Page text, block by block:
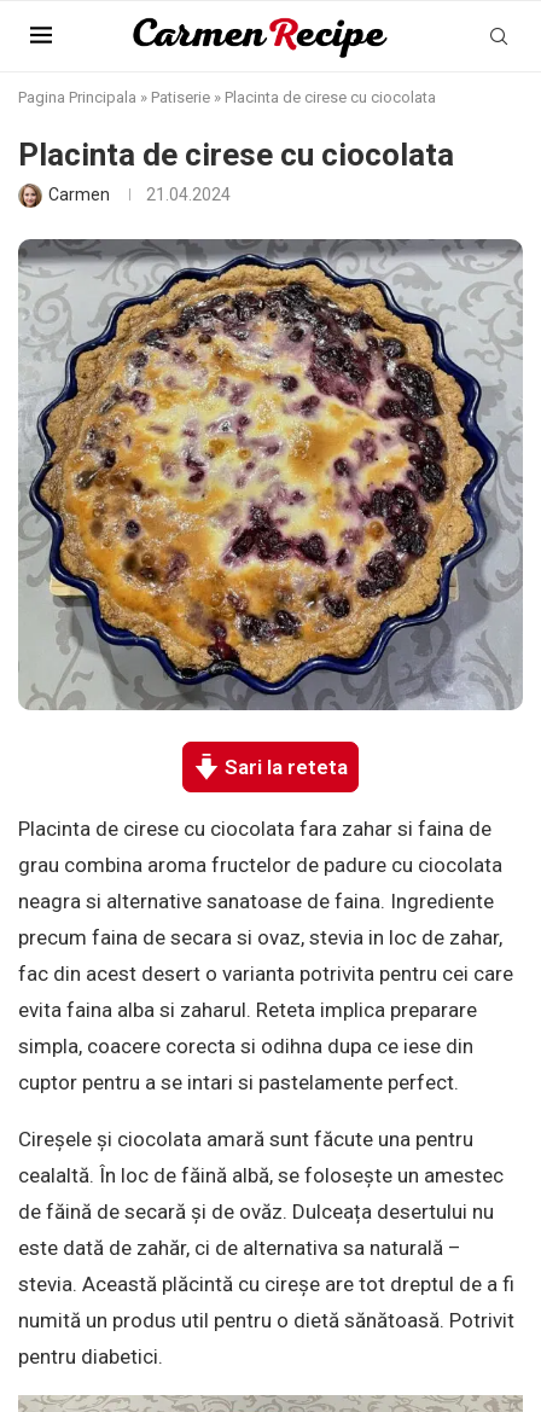
Pagina Principala » Patiserie » Placinta de cirese cu ciocolata
Placinta de cirese cu ciocolata
Carmen 21.04.2024
Sari la reteta
Placinta de cirese cu ciocolata fara zahar si faina de
grau combina aroma fructelor de padure cu ciocolata
neagra si alternative sanatoase de faina. Ingrediente
precum faina de secara si ovaz, stevia in loc de zahar,
fac din acest desert o varianta potrivita pentru cei care
evita faina alba si zaharul. Reteta implica preparare
simpla, coacere corecta si odihna dupa ce iese din
cuptor pentru a se intari si pastelamente perfect.
Cireșele și ciocolata amară sunt făcute una pentru
cealaltă. În loc de făină albă, se folosește un amestec
de făină de secară și de ovăz. Dulceața desertului nu
este dată de zahăr, ci de alternativa sa naturală –
stevia. Această plăcintă cu cireșe are tot dreptul de a fi
numită un produs util pentru o dietă sănătoasă. Potrivit
pentru diabetici.